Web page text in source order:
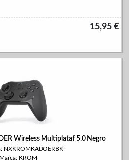
15,95 €
Wireless Multiplataf 5.0 Negro
NXKROMKADOERBK
Marca: KROM